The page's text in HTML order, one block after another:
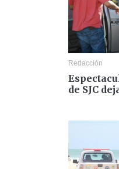
Redacción
de SJC